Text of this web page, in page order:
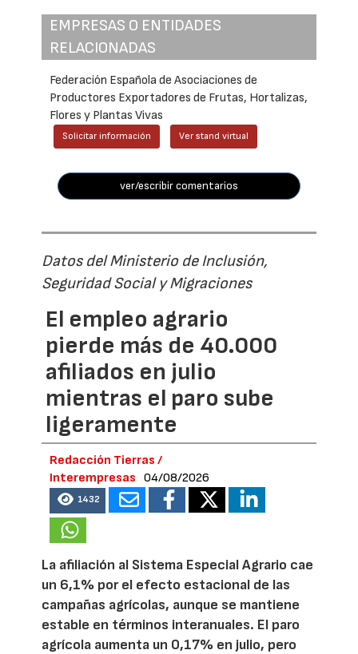
EMPRESAS O ENTIDADES
RELACIONADAS
Federación Española de Asociaciones de
Productores Exportadores de Frutas, Hortalizas,
Flores y Plantas Vivas
Solicitar información Ver stand virtual
ver/escribir comentarios
Datos del Ministerio de Inclusión,
Seguridad Social y Migraciones
El empleo agrario
pierde más de 40.000
afiliados en julio
mientras el paro sube
ligeramente
Redacción Tierras /
Interempresas
04/08/2026
1432
La afiliación al Sistema Especial Agrario cae
un 6,1% por el efecto estacional de las
campañas agrícolas, aunque se mantiene
estable en términos interanuales. El paro
agrícola aumenta un 0,17% en julio, pero